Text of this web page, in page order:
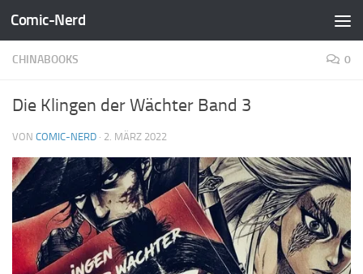
Zum Inhalt springen
Comic-Nerd
CHINABOOKS 0
Die Klingen der Wächter Band 3
VON COMIC-NERD · 2. MÄRZ 2022